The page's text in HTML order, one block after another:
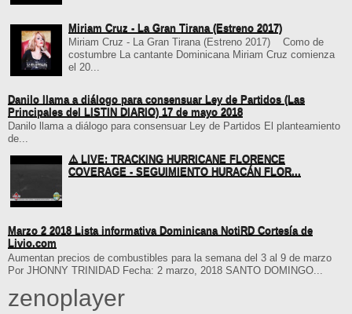
Miriam Cruz - La Gran Tirana (Estreno 2017)
Miriam Cruz - La Gran Tirana (Estreno 2017) Como de
costumbre La cantante Dominicana Miriam Cruz comienza
el 20...
Danilo llama a diálogo para consensuar Ley de Partidos (Las
Principales del LISTIN DIARIO) 17 de mayo 2018
Danilo llama a diálogo para consensuar Ley de Partidos El planteamiento
de...
⚠️ LIVE: TRACKING HURRICANE FLORENCE
COVERAGE - SEGUIMIENTO HURACÁN FLOR...
Marzo 2 2018 Lista informativa Dominicana NotiRD Cortesía de
Livio.com
Aumentan precios de combustibles para la semana del 3 al 9 de marzo
Por JHONNY TRINIDAD Fecha: 2 marzo, 2018 SANTO DOMINGO...
zenoplayer